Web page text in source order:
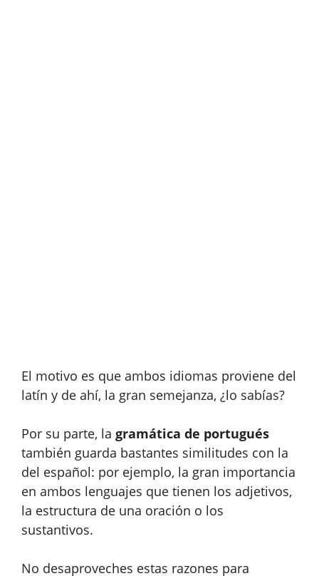
El motivo es que ambos idiomas proviene del
latín y de ahí, la gran semejanza, ¿lo sabías?
Por su parte, la gramática de portugués
también guarda bastantes similitudes con la
del español: por ejemplo, la gran importancia
en ambos lenguajes que tienen los adjetivos,
la estructura de una oración o los
sustantivos.
No desaproveches estas razones para